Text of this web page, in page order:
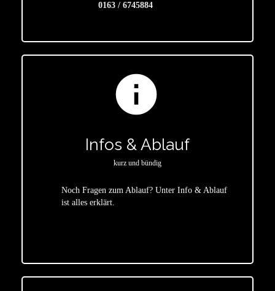
0163 / 6745884
info
Infos & Ablauf
kurz und bündig
Noch Fragen zum Ablauf? Unter Info & Ablauf
ist alles erklärt.